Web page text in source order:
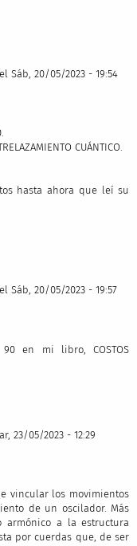
el Sáb, 20/05/2023 - 19:54
CUÁNTICO.
hasta ahora que leí su
el Sáb, 20/05/2023 - 19:57
en mi libro, COSTOS
23/05/2023 - 12:29
vincular los movimientos
de un oscilador. Más
armónico a la estructura
por cuerdas que, de ser